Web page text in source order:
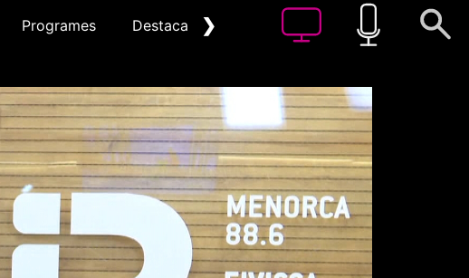
Programes Destacat ❯